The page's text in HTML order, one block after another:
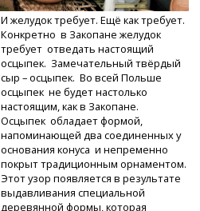
И желудок требует. Ещё как требует.
Конкретно в Закопане желудок
требует отведать настоящий
осцыпек. Замечательный твёрдый
сыр – осцыпек. Во всей Польше
осцыпек не будет настолько
настоящим, как в Закопане.
Осцыпек обладает формой,
напоминающей два соединенных у
основания конуса и непременно
покрыт традиционным орнаментом.
Этот узор появляется в результате
выдавливания специальной
деревянной формы, которая